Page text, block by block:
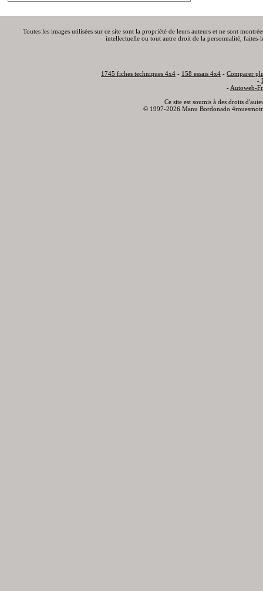
Toutes les images utilisées sur ce site sont la propriété de leurs auteurs et ne sont
intellectuelle ou tout autre droit de la personnalité,
1745 fiches techniques 4x4 - 158 essais 4x4 - Comparer
-
- Autoweb-
Ce site est soumis à des droits
© 1997-2026 Manu Bordonado